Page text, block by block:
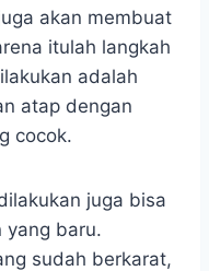
akan membuat
itulah langkah
adalah
atap dengan
cocok.
juga bisa
yang baru.
sudah berkarat,